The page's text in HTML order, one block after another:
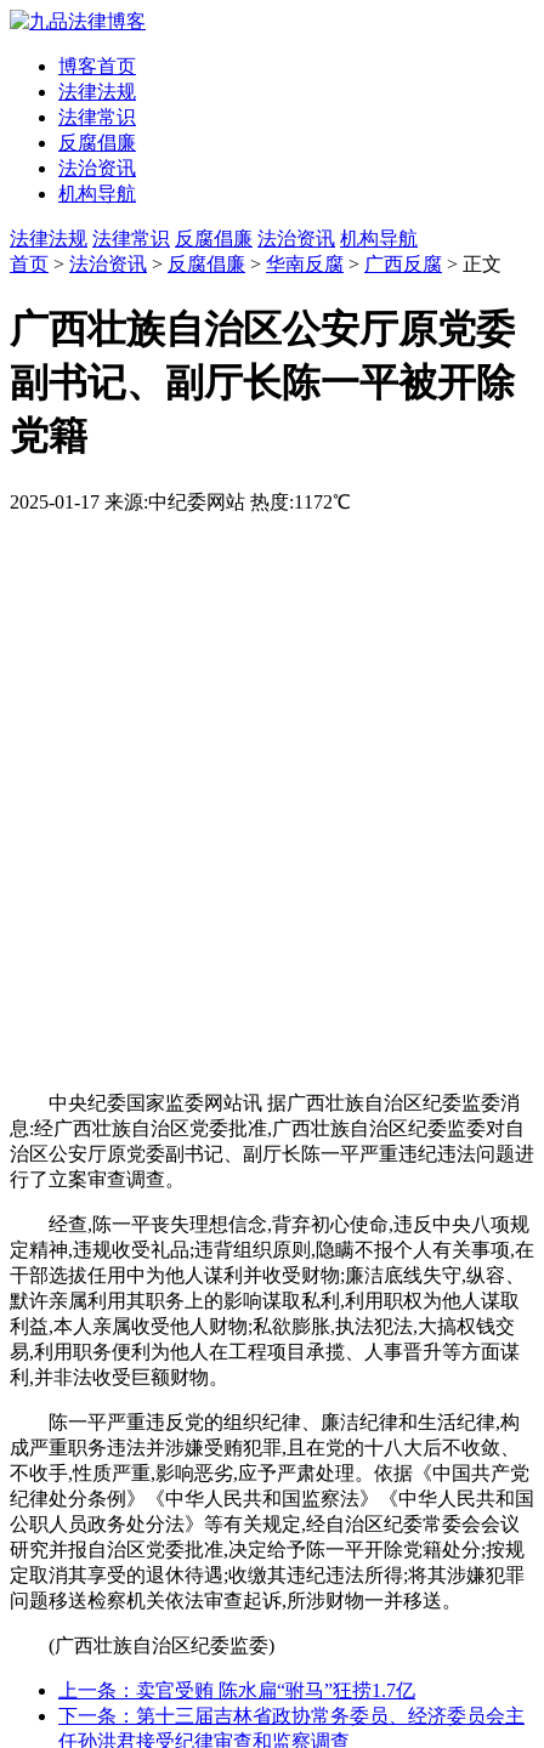
博客首页
法律法规
法律常识
反腐倡廉
法治资讯
机构导航
法律法规 法律常识 反腐倡廉 法治资讯 机构导航
首页 > 法治资讯 > 反腐倡廉 > 华南反腐 > 广西反腐 > 正文
广西壮族自治区公安厅原党委
副书记、副厅长陈一平被开除
党籍
2025-01-17 来源:中纪委网站 热度:1172℃
中央纪委国家监委网站讯 据广西壮族自治区纪委监委消
息:经广西壮族自治区党委批准,广西壮族自治区纪委监委对自
治区公安厅原党委副书记、副厅长陈一平严重违纪违法问题进
行了立案审查调查。
经查,陈一平丧失理想信念,背弃初心使命,违反中央八项规
定精神,违规收受礼品;违背组织原则,隐瞒不报个人有关事项,在
干部选拔任用中为他人谋利并收受财物;廉洁底线失守,纵容、
默许亲属利用其职务上的影响谋取私利,利用职权为他人谋取
利益,本人亲属收受他人财物;私欲膨胀,执法犯法,大搞权钱交
易,利用职务便利为他人在工程项目承揽、人事晋升等方面谋
利,并非法收受巨额财物。
陈一平严重违反党的组织纪律、廉洁纪律和生活纪律,构
成严重职务违法并涉嫌受贿犯罪,且在党的十八大后不收敛、
不收手,性质严重,影响恶劣,应予严肃处理。依据《中国共产党
纪律处分条例》《中华人民共和国监察法》《中华人民共和国
公职人员政务处分法》等有关规定,经自治区纪委常委会会议
研究并报自治区党委批准,决定给予陈一平开除党籍处分;按规
定取消其享受的退休待遇;收缴其违纪违法所得;将其涉嫌犯罪
问题移送检察机关依法审查起诉,所涉财物一并移送。
(广西壮族自治区纪委监委)
上一条：卖官受贿 陈水扁“驸马”狂捞1.7亿
下一条：第十三届吉林省政协常务委员、经济委员会主
任孙洪君接受纪律审查和监察调查